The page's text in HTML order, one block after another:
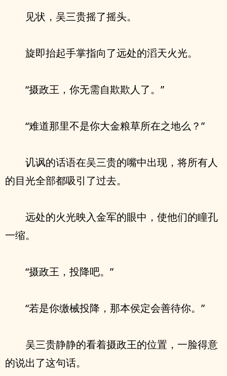
见状，吴三贵摇了摇头。
旋即抬起手掌指向了远处的滔天火光。
“摄政王，你无需自欺欺人了。”
“难道那里不是你大金粮草所在之地么？”
讥讽的话语在吴三贵的嘴中出现，将所有人
的目光全部都吸引了过去。
远处的火光映入金军的眼中，使他们的瞳孔
一缩。
“摄政王，投降吧。”
“若是你缴械投降，那本侯定会善待你。”
吴三贵静静的看着摄政王的位置，一脸得意
的说出了这句话。